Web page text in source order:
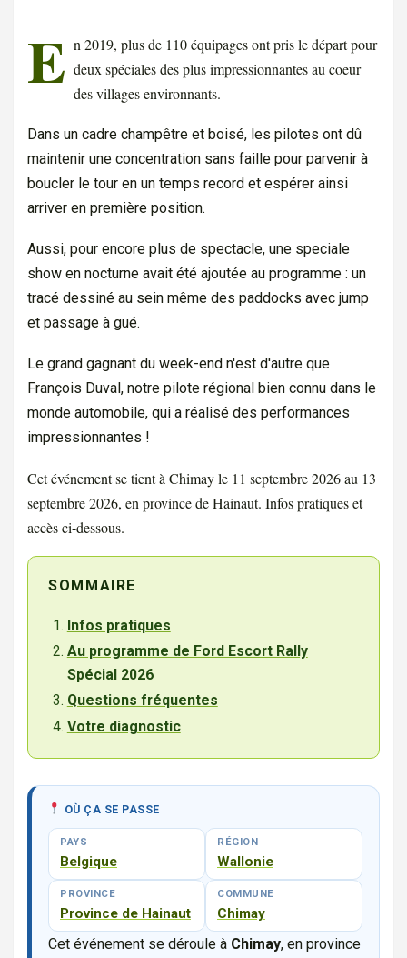
E n 2019, plus de 110 équipages ont pris le départ pour
deux spéciales des plus impressionnantes au coeur
des villages environnants.
Dans un cadre champêtre et boisé, les pilotes ont dû
maintenir une concentration sans faille pour parvenir à
boucler le tour en un temps record et espérer ainsi
arriver en première position.
Aussi, pour encore plus de spectacle, une speciale
show en nocturne avait été ajoutée au programme : un
tracé dessiné au sein même des paddocks avec jump
et passage à gué.
Le grand gagnant du week-end n'est d'autre que
François Duval, notre pilote régional bien connu dans le
monde automobile, qui a réalisé des performances
impressionnantes !
Cet événement se tient à Chimay le 11 septembre 2026 au 13
septembre 2026, en province de Hainaut. Infos pratiques et
accès ci-dessous.
SOMMAIRE
Infos pratiques
Au programme de Ford Escort Rally
Spécial 2026
Questions fréquentes
Votre diagnostic
OÙ ÇA SE PASSE
PAYS
Belgique
RÉGION
Wallonie
PROVINCE
Province de Hainaut
COMMUNE
Chimay
Cet événement se déroule à Chimay, en province